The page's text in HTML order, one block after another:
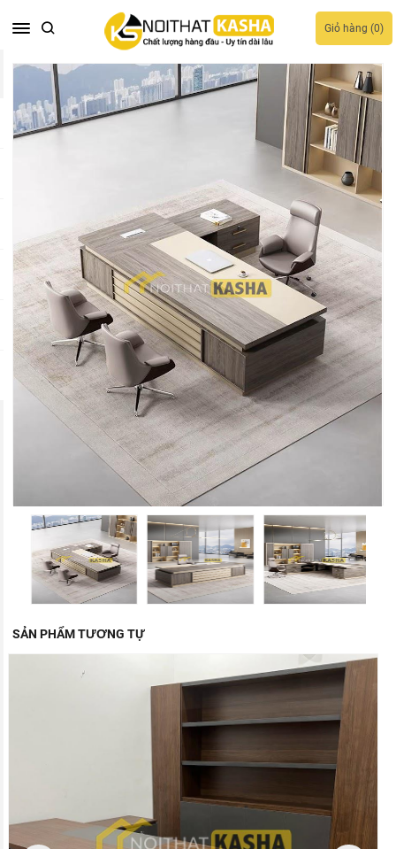
Giỏ hàng (0)
SẢN PHẨM TƯƠNG TỰ